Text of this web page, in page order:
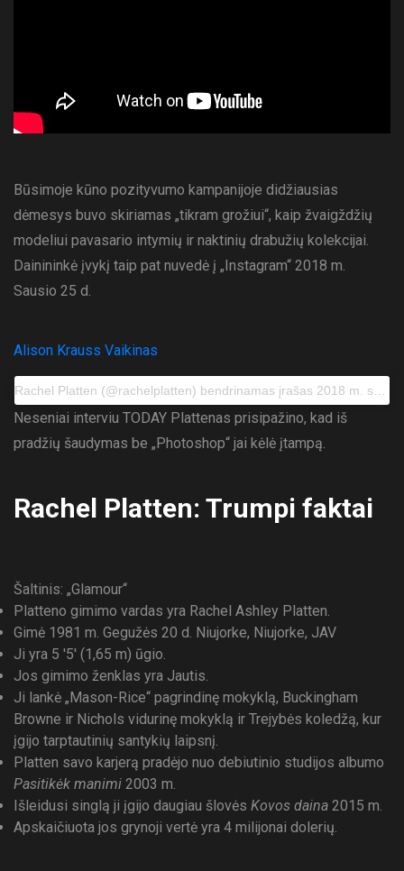
Būsimoje kūno pozityvumo kampanijoje didžiausias
dėmesys buvo skiriamas „tikram grožiui“, kaip žvaigždžių
modeliui pavasario intymių ir naktinių drabužių kolekcijai.
Dainininkė įvykį taip pat nuvedė į „Instagram“ 2018 m.
Sausio 25 d.
Alison Krauss Vaikinas
Rachel Platten (@rachelplatten) bendrinamas įrašas 2018 m. sausio 25 d. 6:15 val. PST
Neseniai interviu TODAY Plattenas prisipažino, kad iš
pradžių šaudymas be „Photoshop“ jai kėlė įtampą.
Rachel Platten: Trumpi faktai
Šaltinis: „Glamour“
Platteno gimimo vardas yra Rachel Ashley Platten.
Gimė 1981 m. Gegužės 20 d. Niujorke, Niujorke, JAV
Ji yra 5 '5' (1,65 m) ūgio.
Jos gimimo ženklas yra Jautis.
Ji lankė „Mason-Rice“ pagrindinę mokyklą, Buckingham
Browne ir Nichols vidurinę mokyklą ir Trejybės koledžą, kur
įgijo tarptautinių santykių laipsnį.
Platten savo karjerą pradėjo nuo debiutinio studijos albumo
Pasitikėk manimi 2003 m.
Išleidusi singlą ji įgijo daugiau šlovės Kovos daina 2015 m.
Apskaičiuota jos grynoji vertė yra 4 milijonai dolerių.